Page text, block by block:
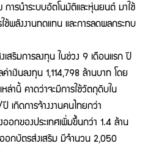
การนำระบบอัตโนมัติและหุ่นยนต์ มาใช้
ช้พลังงานทดแทน และการลดผลกระทบ
มการลงทุน ในช่วง 9 เดือนแรก ปี
เงินลงทุน 1,114,798 ล้านบาท โดย
หล่านี้ คาดว่าจะมีการใช้วัตถุดิบใน
เกิดการจ้างงานคนไทยกว่า
ออกของประเทศเพิ่มขึ้นกว่า 1.4 ล้าน
อกบัตรส่งเสริม มีจำนวน 2,050